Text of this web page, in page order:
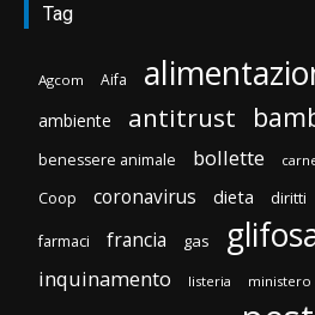
Tag
Agcom Aifa
ambiente antitrust
benessere animale bollette
Coop coronavirus dieta diritti
farmaci francia gas
inquinamento listeria ministero